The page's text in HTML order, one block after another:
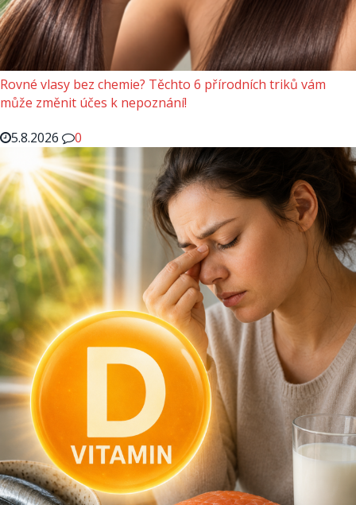
Rovné vlasy bez chemie? Těchto 6 přírodních triků vám
může změnit účes k nepoznání!
5.8.2026
0